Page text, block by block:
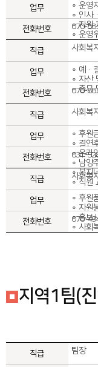
∘ 운영
∘ 인사
∘ 자원
∘ 운영
070-
사회복
∘ 예·
∘ 자산
∘ 총무
070-
사회복
∘ 후원
∘ 결연
∘ 온라
∘ 남양
∘ 복지
∘ 직원
031-
사회복
∘ 후원
∘ 자원
∘ 홍보
∘ 사회
070-
지역1팀(
팀장